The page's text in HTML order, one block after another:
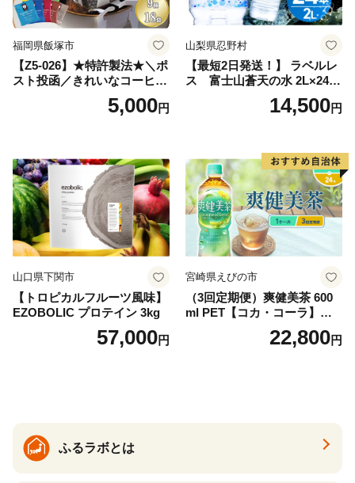
町 送料無料
福岡県飯塚市
【Z5-026】★特許製法★＼ポ
スト投函／きれいなコーヒー
ドリップバッグ9種セット(18
袋)ゆうパケットでお届け！
5,000円
山梨県忍野村
【最短2日発送！】 ラベルレ
ス 富士山蒼天の水 2L×24本
（4ケース）※離島不可 天然
水 ミネラルウォーター 水 ペ
産 シリカ ミネラル 美容 備蓄
防災 長期保存 富士山 山梨県
忍野村
14,500円
山口県下関市
【トロピカルフルーツ風味】
EZOBOLIC プロテイン 3kg
57,000円
宮崎県えびの市
（3回定期便）爽健美茶 600
ml PET【コカ・コーラ】ペ
ットボトル 1ケース(24本) 定
期便 3回(72本) セット お茶
22,800円
ふるラボとは